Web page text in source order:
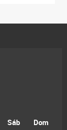
Sáb
Dom